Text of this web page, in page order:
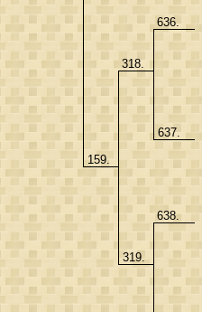
159.
318.
636.
637.
319.
638.